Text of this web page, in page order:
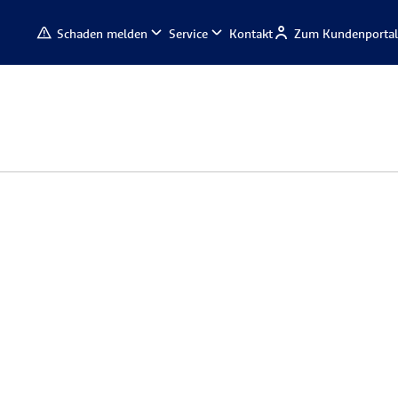
Schaden melden Service Kontakt Zum Kundenportal